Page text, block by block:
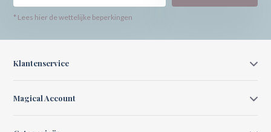
* Lees hier de wettelijke beperkingen
Klantenservice
Magical Account